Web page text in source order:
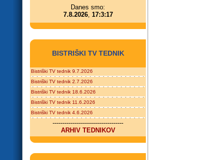
Danes smo:
7.8.2026, 17:3:17
BISTRIŠKI TV TEDNIK
Bistriški TV tednik 9.7.2026
Bistriški TV tednik 2.7.2026
Bistriški TV tednik 18.6.2026
Bistriški TV tednik 11.6.2026
Bistriški TV tednik 4.6.2026
------------------------------------
ARHIV TEDNIKOV